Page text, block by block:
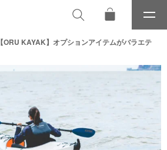
メ
ニ
ュ
【ORU KAYAK】オプションアイテムがバラエテ